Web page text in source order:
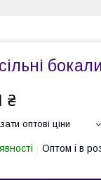
₴
оптові ціни
Оптом і в